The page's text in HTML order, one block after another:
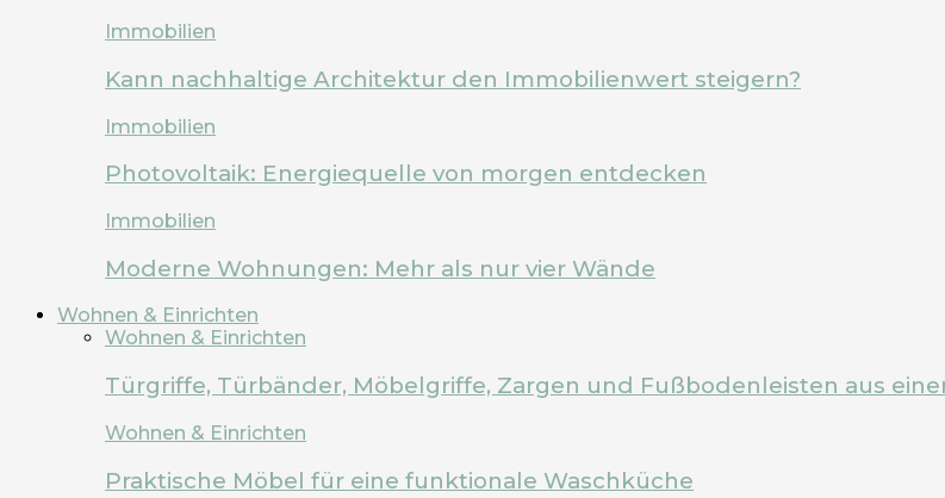
Immobilien
Kann nachhaltige Architektur den Immobilienwert steigern?
Immobilien
Photovoltaik: Energiequelle von morgen entdecken
Immobilien
Moderne Wohnungen: Mehr als nur vier Wände
Wohnen & Einrichten
Wohnen & Einrichten
Türgriffe, Türbänder, Möbelgriffe, Zargen und Fußbodenleisten aus
Wohnen & Einrichten
Praktische Möbel für eine funktionale Waschküche